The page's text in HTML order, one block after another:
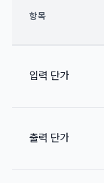
항목
입력 단가
출력 단가